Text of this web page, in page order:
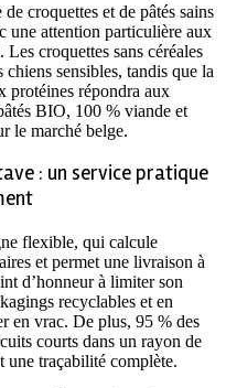
croquettes et de pâtés sains
une attention particulière aux
croquettes sans céréales
sensibles, tandis que la
protéines répondra aux
BIO, 100 % viande et
le marché belge.
: un service pratique
flexible, qui calcule
et permet une livraison à
d’honneur à limiter son
recyclables et en
en vrac. De plus, 95 % des
courts dans un rayon de
une traçabilité complète.